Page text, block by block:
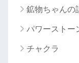
鉱物ちゃんの
パワーストー
チャクラ